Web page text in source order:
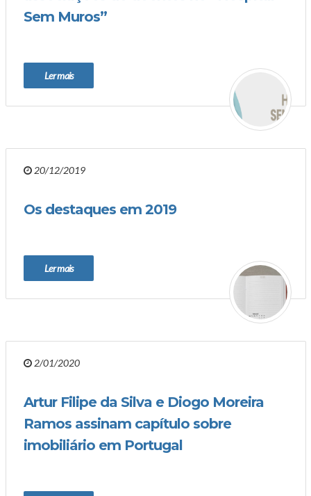
Sem Muros”
Ler mais
20/12/2019
Os destaques em 2019
Ler mais
2/01/2020
Artur Filipe da Silva e Diogo Moreira
Ramos assinam capítulo sobre
imobiliário em Portugal